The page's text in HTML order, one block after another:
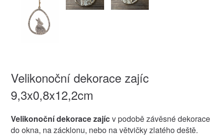
Velikonoční dekorace zajíc
9,3x0,8x12,2cm
Velikonoční dekorace zajícv podobě závěsné dekorace
do okna, na zácklonu, nebo na větvičky zlatého deště.